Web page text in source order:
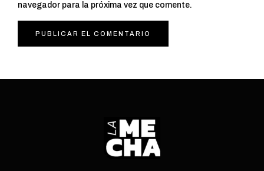
navegador para la próxima vez que comente.